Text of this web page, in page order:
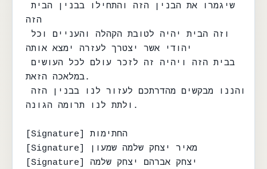
שיגמרו את הבנין הזה והתחילו בבנין הבית
הזה
יהודי אשר יצטרך לעזרה ימצא אותה
במלאכה הזאת.
ולתת לנו תרומה הגונה.
[Signature] החתימות
[Signature] מאיר יצחק שלמה שמעון
[Signature] יצחק אברהם יצחק שלמה